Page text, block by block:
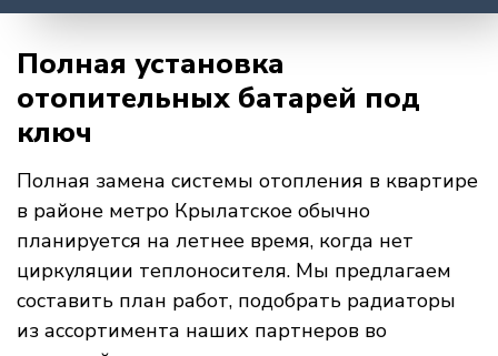
Полная установка
отопительных батарей под
ключ
Полная замена системы отопления в квартире
в районе метро Крылатское обычно
планируется на летнее время, когда нет
циркуляции теплоносителя. Мы предлагаем
составить план работ, подобрать радиаторы
из ассортимента наших партнеров во